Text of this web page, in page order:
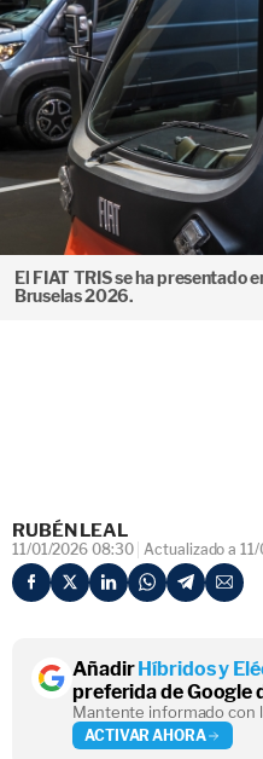
El FIAT TRIS se ha presentado
Bruselas 2026.
RUBÉN LEAL
11/01/2026 08:30 Actualizado a
AñadirHíbridos y
preferida de Google
Mantente informado con
ACTIVAR AHORA